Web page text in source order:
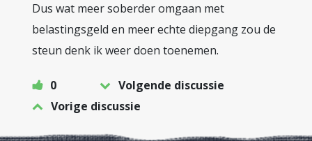
Dus wat meer soberder omgaan met
belastingsgeld en meer echte diepgang zou de
steun denk ik weer doen toenemen.
0
Volgende discussie
Vorige discussie